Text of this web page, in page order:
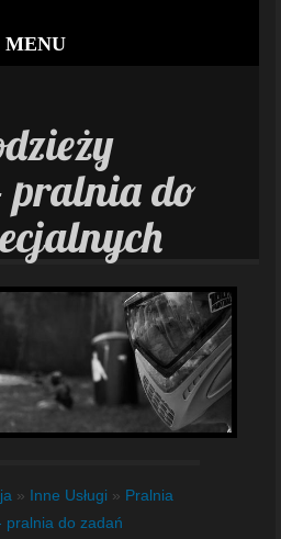
MENU
pralnia do
» Inne Usługi » Pralnia
pralnia do zadań